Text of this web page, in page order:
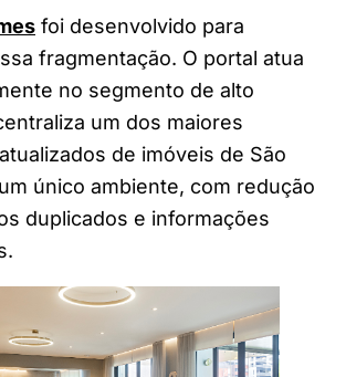
foi desenvolvido para
fragmentação. O portal atua
no segmento de alto
um dos maiores
de imóveis de São
único ambiente, com redução
duplicados e informações